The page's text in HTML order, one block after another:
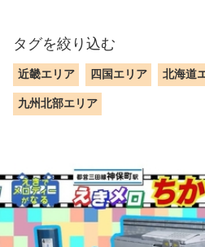
タグを絞り込む
近畿エリア 四国エリア 北海道
九州北部エリア